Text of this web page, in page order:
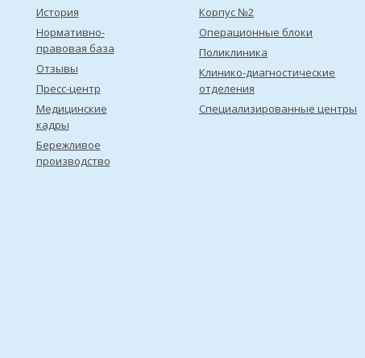
История
Нормативно-
правовая база
Отзывы
Пресс-центр
Медицинские
кадры
Бережливое
производство
Корпус №2
Операционные блоки
Поликлиника
Клинико-диагностические
отделения
Специализированные центры